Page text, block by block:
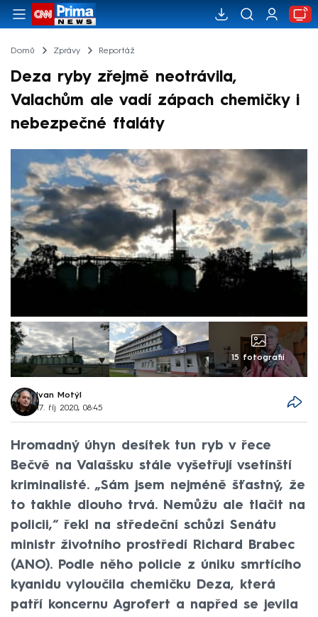
Domů Zprávy Reportáž
Deza ryby zřejmě neotrávila,
Valachům ale vadí zápach chemičky i
nebezpečné ftaláty
15 fotografií
Ivan Motýl
17. říj 2020, 08:45
Hromadný úhyn desítek tun ryb v řece
Bečvě na Valašsku stále vyšetřují vsetínští
kriminalisté. „Sám jsem nejméně šťastný, že
to takhle dlouho trvá. Nemůžu ale tlačit na
policii,“ řekl na středeční schůzi Senátu
ministr životního prostředí Richard Brabec
(ANO). Podle něho policie z úniku smrtícího
kyanidu vyloučila chemičku Deza, která
patří koncernu Agrofert a napřed se jevila